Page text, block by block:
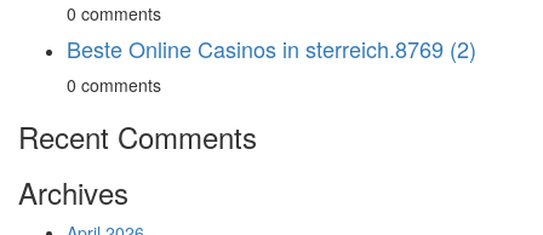
0 comments
Beste Online Casinos in sterreich.8769 (2)
0 comments
Recent Comments
Archives